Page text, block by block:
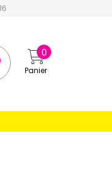
Panier
0